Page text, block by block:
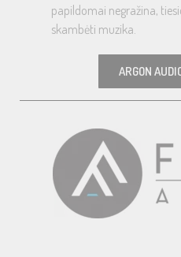
papildomai negražina,
skambėti muzika.
ARGON